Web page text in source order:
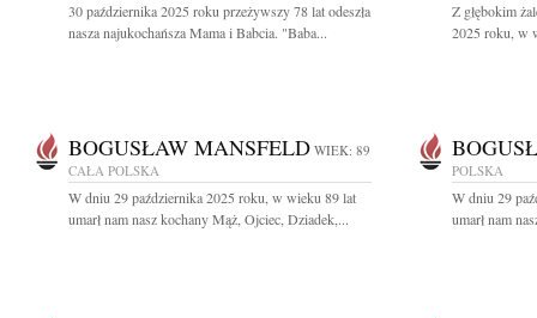
30 października 2025 roku przeżywszy 78 lat odeszła
nasza najukochańsza Mama i Babcia. "Baba...
Z głębokim
2025 roku, w
BOGUSŁAW MANSFELD WIEK: 89
CAŁA POLSKA
W dniu 29 października 2025 roku, w wieku 89 lat
umarł nam nasz kochany Mąż, Ojciec, Dziadek,...
POLSKA
W dniu 29
umarł nam